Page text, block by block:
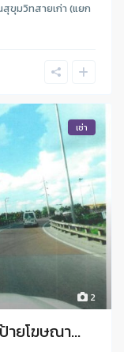
ขุมวิทสายเก่า (แยก
2
เช่า
ายโฆษณา...